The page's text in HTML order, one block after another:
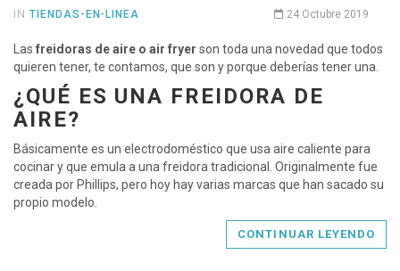
IN TIENDAS-EN-LINEA 24 Octubre 2019
Las freidoras de aire o air fryer son toda una novedad que todos
quieren tener, te contamos, que son y porque deberías tener una.
¿QUÉ ES UNA FREIDORA DE
AIRE?
Básicamente es un electrodoméstico que usa aire caliente para
cocinar y que emula a una freidora tradicional. Originalmente fue
creada por Phillips, pero hoy hay varias marcas que han sacado su
propio modelo.
CONTINUAR LEYENDO